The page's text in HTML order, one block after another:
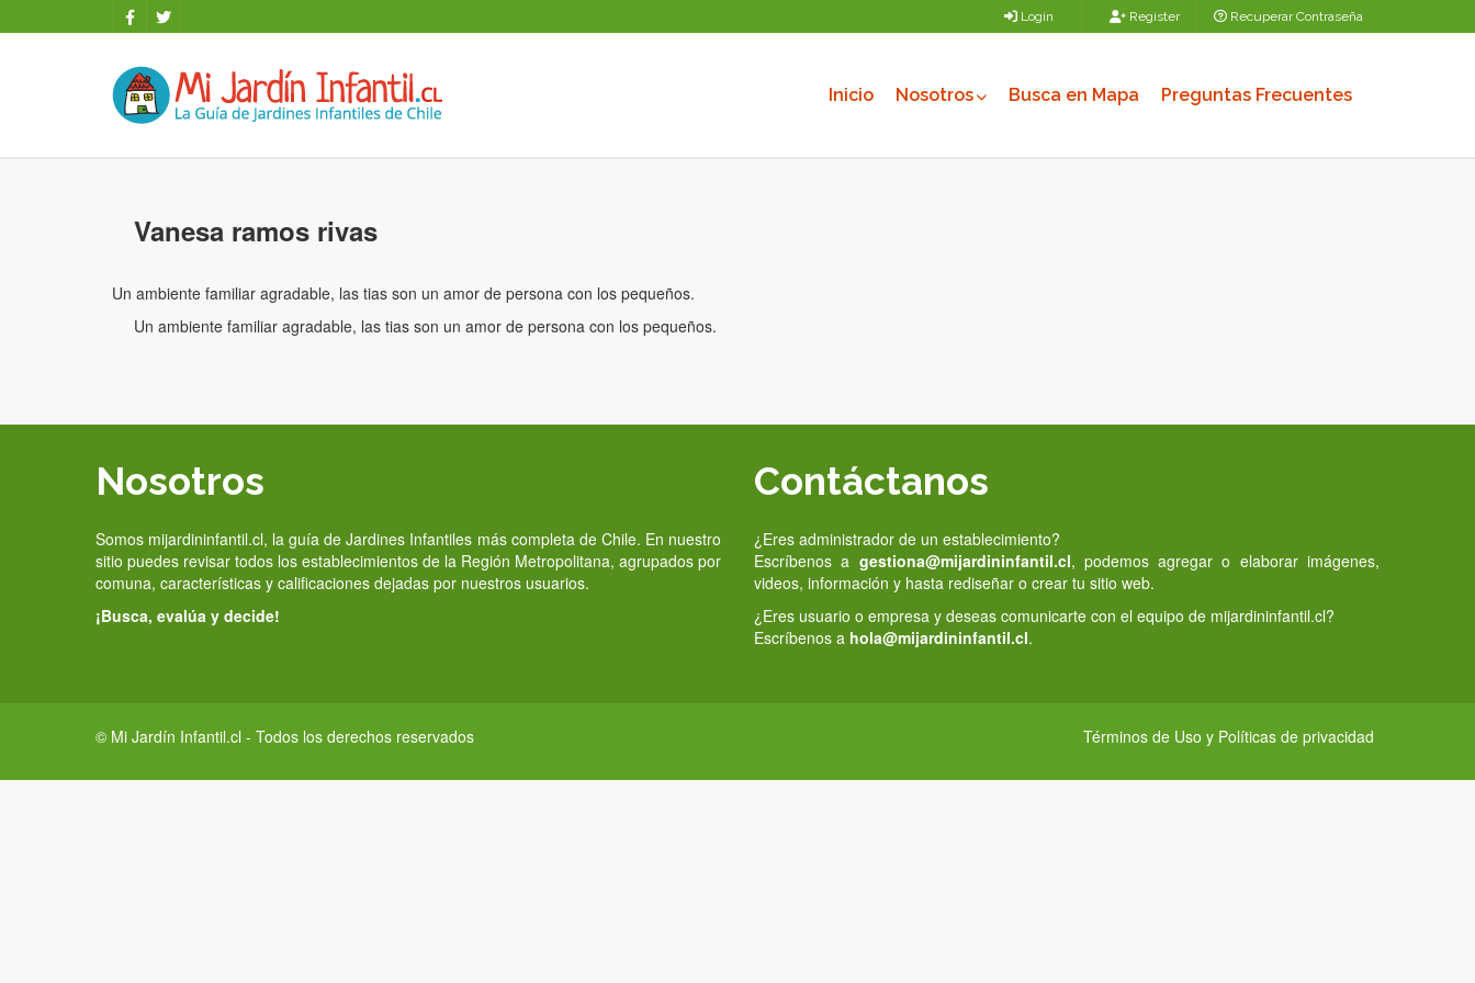
Login Register Recuperar Contraseña
Inicio Nosotros Busca en Mapa Preguntas Frecuentes
Vanesa ramos rivas
Un ambiente familiar agradable, las tias son un amor de persona con los pequeños.
Un ambiente familiar agradable, las tias son un amor de persona con los pequeños.
Nosotros
Somos mijardininfantil.cl, la guía de Jardines Infantiles más completa de Chile. En nuestro
sitio puedes revisar todos los establecimientos de la Región Metropolitana, agrupados por
comuna, características y calificaciones dejadas por nuestros usuarios.
¡Busca, evalúa y decide!
Contáctanos
¿Eres administrador de un establecimiento?
Escríbenos a gestiona@mijardininfantil.cl, podemos agregar o elaborar imágenes,
videos, información y hasta rediseñar o crear tu sitio web.
¿Eres usuario o empresa y deseas comunicarte con el equipo de mijardininfantil.cl?
Escríbenos a hola@mijardininfantil.cl.
© Mi Jardín Infantil.cl - Todos los derechos reservados Términos de Uso y Políticas de privacidad